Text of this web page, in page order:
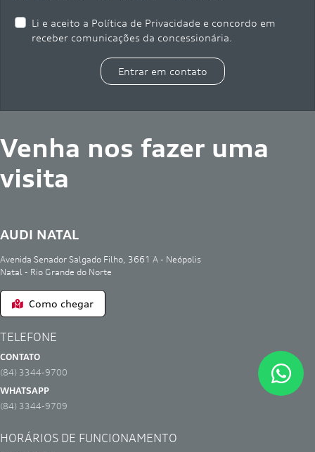
Li e aceito a Política de Privacidade e concordo em
receber comunicações da concessionária.
Entrar em contato
Venha nos fazer uma
visita
AUDI NATAL
Avenida Senador Salgado Filho, 3661 A - Neópolis
Natal - Rio Grande do Norte
Como chegar
CONTATO
(84) 3344-9700
WHATSAPP
(84) 3344-9709
HORÁRIOS DE FUNCIONAMENTO